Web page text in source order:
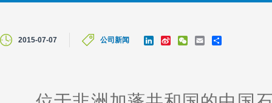
2015-07-07 公司新闻
I
i
W